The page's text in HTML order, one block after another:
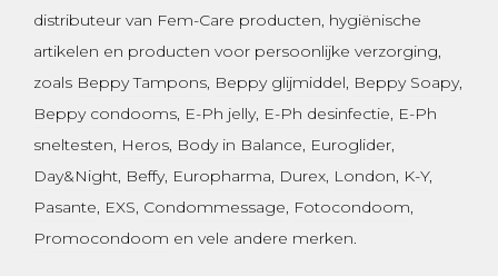
distributeur van Fem-Care producten, hygiënische
artikelen en producten voor persoonlijke verzorging,
zoals Beppy Tampons, Beppy glijmiddel, Beppy Soapy,
Beppy condooms, E-Ph jelly, E-Ph desinfectie, E-Ph
sneltesten, Heros, Body in Balance, Euroglider,
Day&Night, Beffy, Europharma, Durex, London, K-Y,
Pasante, EXS, Condommessage, Fotocondoom,
Promocondoom en vele andere merken.